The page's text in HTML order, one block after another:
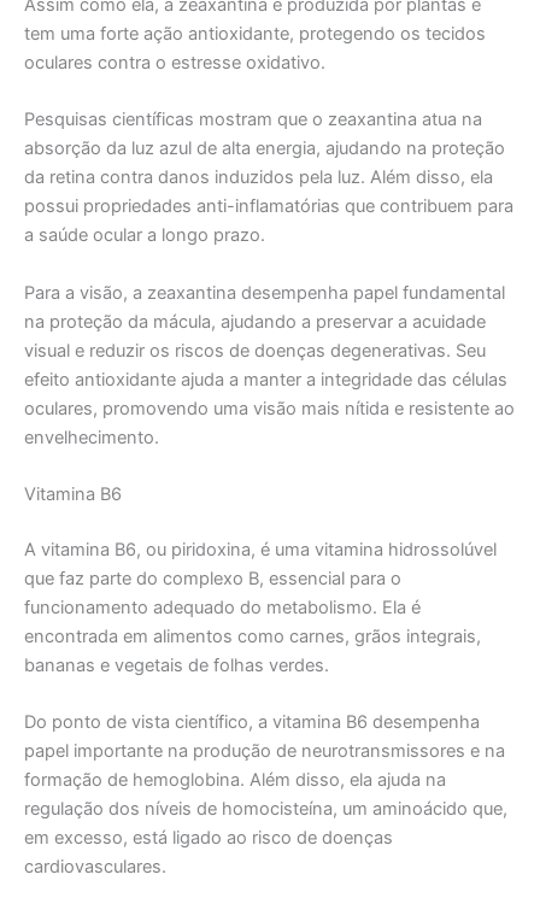
Assim como ela, a zeaxantina é produzida por plantas e
tem uma forte ação antioxidante, protegendo os tecidos
oculares contra o estresse oxidativo.
Pesquisas científicas mostram que o zeaxantina atua na
absorção da luz azul de alta energia, ajudando na proteção
da retina contra danos induzidos pela luz. Além disso, ela
possui propriedades anti-inflamatórias que contribuem para
a saúde ocular a longo prazo.
Para a visão, a zeaxantina desempenha papel fundamental
na proteção da mácula, ajudando a preservar a acuidade
visual e reduzir os riscos de doenças degenerativas. Seu
efeito antioxidante ajuda a manter a integridade das células
oculares, promovendo uma visão mais nítida e resistente ao
envelhecimento.
Vitamina B6
A vitamina B6, ou piridoxina, é uma vitamina hidrossolúvel
que faz parte do complexo B, essencial para o
funcionamento adequado do metabolismo. Ela é
encontrada em alimentos como carnes, grãos integrais,
bananas e vegetais de folhas verdes.
Do ponto de vista científico, a vitamina B6 desempenha
papel importante na produção de neurotransmissores e na
formação de hemoglobina. Além disso, ela ajuda na
regulação dos níveis de homocisteína, um aminoácido que,
em excesso, está ligado ao risco de doenças
cardiovasculares.